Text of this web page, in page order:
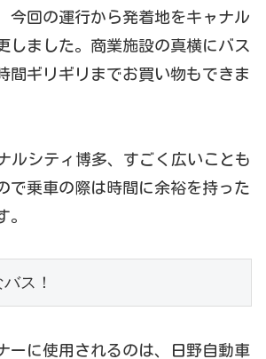
今回の運行から発着地をキャナル
しました。商業施設の真横にバス
間ギリギリまでお買い物もできま
ルシティ博多、すごく広いことも
で乗車の際は時間に余裕を持った
。
ス！
ーに使用されるのは、日野自動車